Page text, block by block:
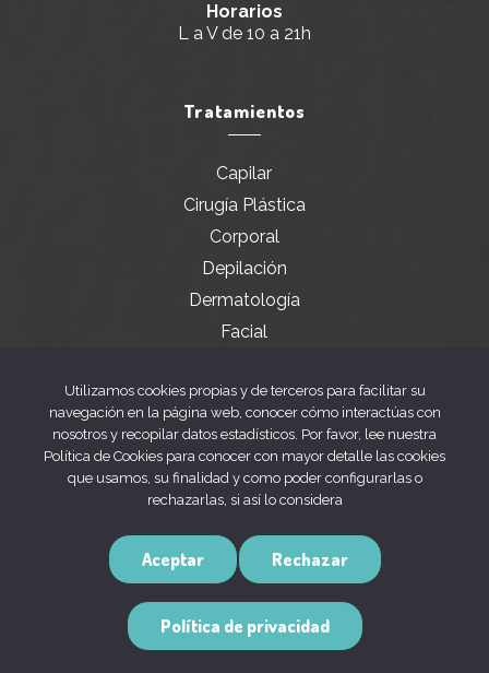
Horarios
L a V de 10 a 21h
Tratamientos
Capilar
Cirugía Plástica
Corporal
Depilación
Dermatología
Facial
Aviso legal
Política de privacidad
Política de cookies
Utilizamos cookies propias y de terceros para facilitar su
navegación en la página web, conocer cómo interactúas con
nosotros y recopilar datos estadísticos. Por favor, lee nuestra
Política de Cookies para conocer con mayor detalle las cookies
que usamos, su finalidad y como poder configurarlas o
rechazarlas, si así lo considera
Aceptar Rechazar
Política de privacidad